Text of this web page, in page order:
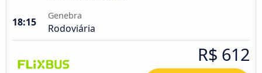
18:15
Genebra
Rodoviária
R$ 612